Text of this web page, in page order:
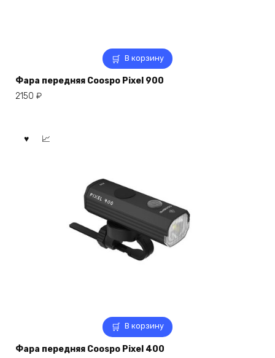
В корзину
Фара передняя Coospo Pixel 900
2150 ₽
В корзину
Фара передняя Coospo Pixel 400